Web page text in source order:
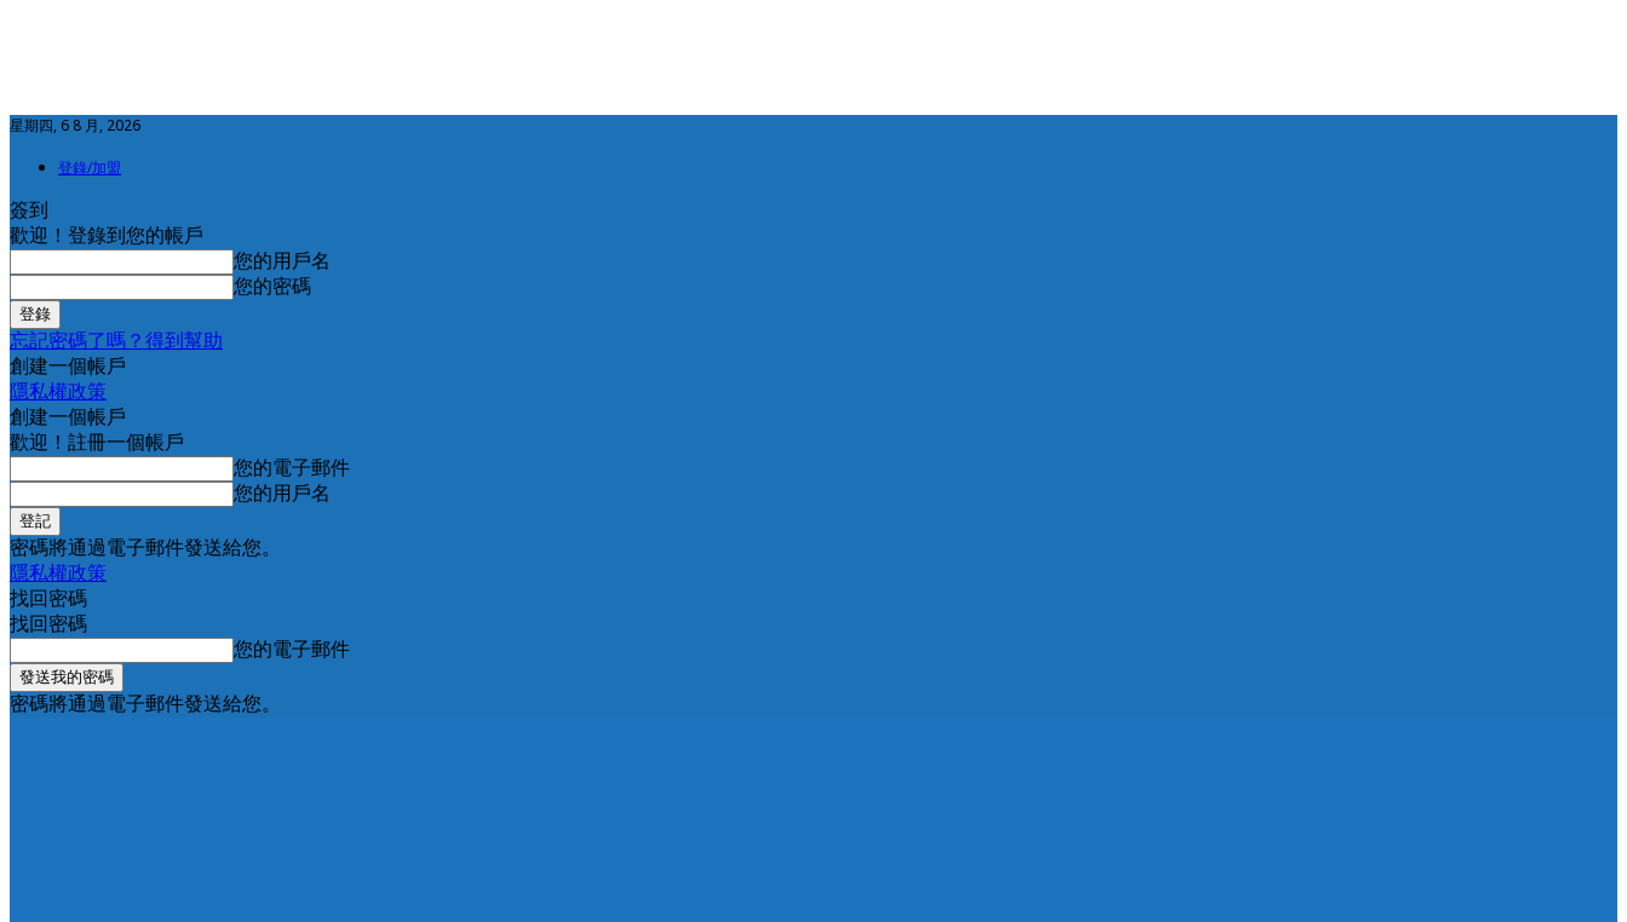
星期四, 6 8 月, 2026
登錄/加盟
簽到
歡迎！登錄到您的帳戶
您的用戶名
您的密碼
忘記密碼了嗎？得到幫助
創建一個帳戶
隱私權政策
創建一個帳戶
歡迎！註冊一個帳戶
您的電子郵件
您的用戶名
密碼將通過電子郵件發送給您。
隱私權政策
找回密碼
找回密碼
您的電子郵件
密碼將通過電子郵件發送給您。